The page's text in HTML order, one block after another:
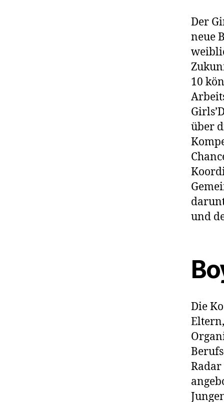
Der
neue
10
über
und
Die